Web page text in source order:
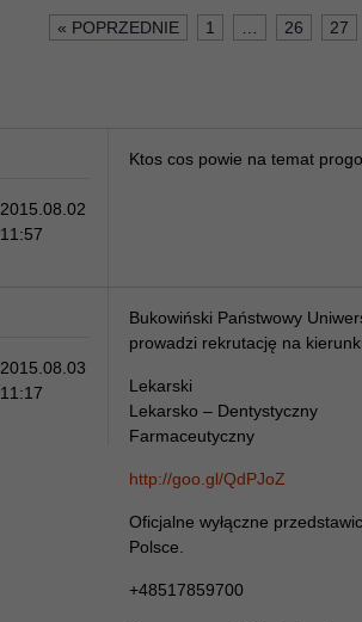
« POPRZEDNIE 1 26 27
Ktos cos powie na temat
2015.08.02
11:57
Bukowiński Państwowy
prowadzi rekrutację na
Lekarski
Lekarsko – Dentystyczny
Farmaceutyczny
http://goo.gl/QdPJoZ
Oficjalne wyłączne
Polsce.
+48517859700
2015.08.03
11:17